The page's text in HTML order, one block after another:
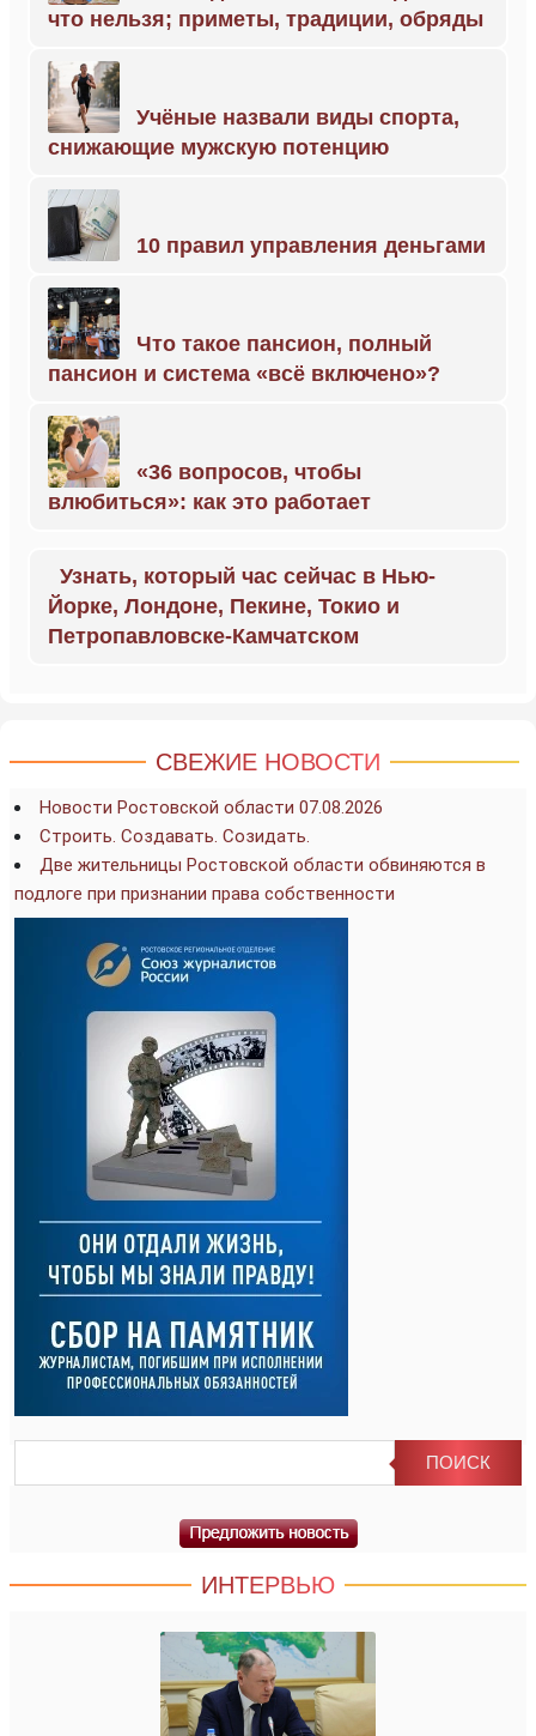
что нельзя; приметы, традиции, обряды
Учёные назвали виды спорта,
снижающие мужскую потенцию
10 правил управления деньгами
Что такое пансион, полный
пансион и система «всё включено»?
«36 вопросов, чтобы
влюбиться»: как это работает
Узнать, который час сейчас в Нью-
Йорке, Лондоне, Пекине, Токио и
Петропавловске-Камчатском
СВЕЖИЕ НОВОСТИ
Новости Ростовской области 07.08.2026
Строить. Создавать. Созидать.
Две жительницы Ростовской области обвиняются в
подлоге при признании права собственности
ИНТЕРВЬЮ